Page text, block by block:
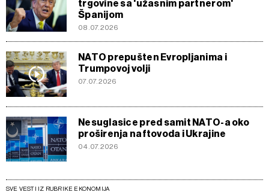
trgovine sa 'užasnim partnerom'
Španijom
08.07.2026
NATO prepušten Evropljanima i
Trumpovoj volji
07.07.2026
Nesuglasice pred samit NATO-a oko
proširenja naftovoda i Ukrajine
04.07.2026
SVE VESTI IZ RUBRIKE EKONOMIJA